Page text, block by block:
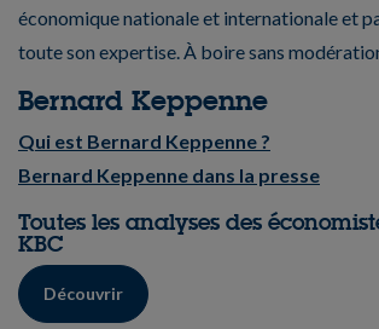
économique nationale et internationale et
toute son expertise. À boire sans
Bernard Keppenne
Qui est Bernard Keppenne ?
Bernard Keppenne dans la presse
Toutes les analyses des
KBC
Découvrir